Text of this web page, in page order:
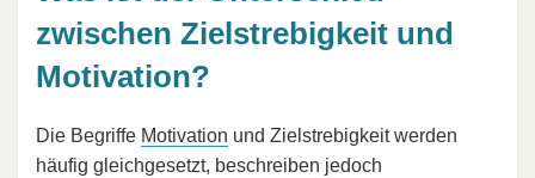
zwischen Zielstrebigkeit und
Motivation?
Die Begriffe Motivation und Zielstrebigkeit werden
häufig gleichgesetzt, beschreiben jedoch